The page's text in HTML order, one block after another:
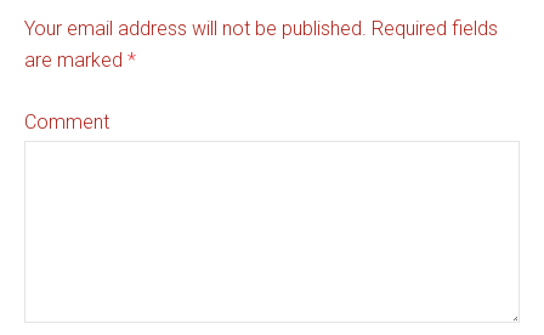
Your email address will not be published. Required fields
are marked *
Comment